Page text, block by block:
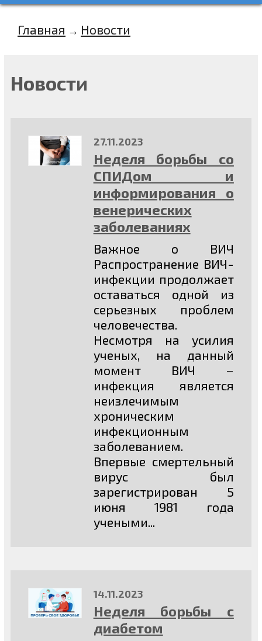
Главная → Новости
Новости
27.11.2023
Неделя борьбы со
СПИДом и
информирования о
венерических
заболеваниях
Важное о ВИЧ
Распространение ВИЧ-
инфекции продолжает
оставаться одной из
серьезных проблем
человечества.
Несмотря на усилия
ученых, на данный
момент ВИЧ –
инфекция является
неизлечимым
хроническим
инфекционным
заболеванием.
Впервые смертельный
вирус был
зарегистрирован 5
июня 1981 года
учеными...
14.11.2023
Неделя борьбы с
диабетом